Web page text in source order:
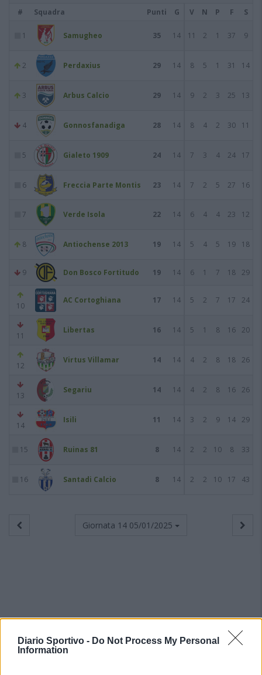
Diario Sportivo - Do Not Process My Personal
Information
#
Squadra Punti G V N P F S
1 Samugheo 35 14 11 2 1 37 9
2 Perdaxius 29 14 8 5 1 31 14
3 Arbus Calcio 29 14 9 2 3 25 13
4 Gonnosfanadiga 28 14 8 4 2 30 11
5 Gialeto 1909 24 14 7 3 4 24 17
6 Freccia Parte Montis 23 14 7 2 5 27 16
7 Verde Isola 22 14 6 4 4 23 12
8 Antiochense 2013 19 14 5 4 5 19 18
9 Don Bosco Fortitudo 19 14 6 1 7 18 29
10
AC Cortoghiana 17 14 5 2 7 17 24
11
Libertas 16 14 5 1 8 16 20
12
Virtus Villamar 14 14 4 2 8 18 26
13
Segariu 14 14 4 2 8 16 26
14
Isili 11 14 3 2 9 14 29
15 Ruinas 81 8 14 2 2 10 8 33
16 Santadi Calcio 8 14 2 2 10 17 43
Giornata 14 05/01/2025